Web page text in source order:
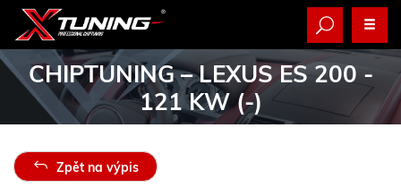
CHIPTUNING– LEXUS ES 200 -
121 KW (-)
Zpět na výpis